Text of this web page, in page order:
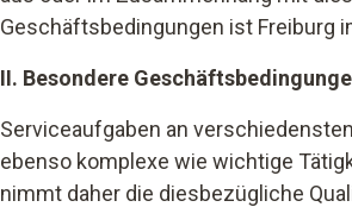
Geschäftsbedingungen ist Freiburg
II. Besondere
Serviceaufgaben an
ebenso komplexe wie wichtige
nimmt daher die diesbezügliche